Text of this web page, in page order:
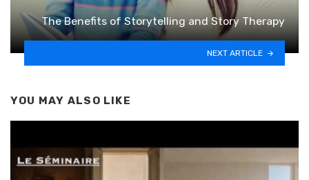
The Benefits of Storytelling and Story Therapy
NEXT ARTICLE
YOU MAY ALSO LIKE